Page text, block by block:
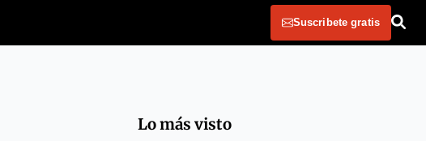
Suscribete gratis
Lo más visto